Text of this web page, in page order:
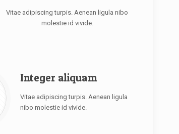
Vitae adipiscing turpis. Aenean ligula nibo
molestie id vivide.
Integer aliquam
Vitae adipiscing turpis. Aenean ligula
nibo molestie id vivide.